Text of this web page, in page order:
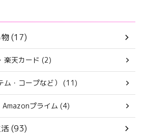
(17)
楽天カード (2)
ム・コープなど） (11)
プライム (4)
(93)